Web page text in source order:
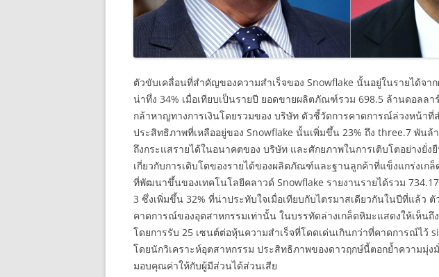
ตัวขับเคลื่อนที่สำคัญของความสำเร็จของ Snowflake นั้นอยู่ในรายได้จ
น่าทึ่ง 34% เมื่อเทียบเป็นรายปี ยอดขายผลิตภัณฑ์รวม 698.5 ล้านดอลล
กล้าหาญทางการเงินโดยรวมของ บริษัท ตัวชี้วัดการคาดการณ์ล่วงหน้า
ประสิทธิภาพที่เหลืออยู่ของ Snowflake นั้นเพิ่มขึ้น 23% ถึง three.7 พัน
ถึงกระแสรายได้ในอนาคตของ บริษัท และศักยภาพในการเติบโตอย่างยั่ง
เกี่ยวกับการเติบโตของรายได้ของผลิตภัณฑ์และฐานลูกค้าที่แข็งแกร่งเก
ที่พัฒนาขึ้นของเทคโนโลยีคลาวด์ Snowflake รายงานรายได้รวม
3 ซึ่งเพิ่มขึ้น 32% ที่น่าประทับใจเมื่อเทียบกับไตรมาสเดียวกันในปีที่แล้ว ตั
คาดการณ์ของอุตสาหกรรมเท่านั้น ในบรรทัดล่างเกล็ดหิมะแสดงให้เห็นถึ
โดยการรับ 25 เซนต์ต่อหุ้นความสำเร็จที่โดดเด่นเกินกว่าที่คาดการณ์ไว้
โดยนักวิเคราะห์อุตสาหกรรม ประสิทธิภาพของดาวฤกษ์นี้ตอกย้ำความมุ่ง
มอบคุณค่าให้กับผู้มีส่วนได้ส่วนเสีย